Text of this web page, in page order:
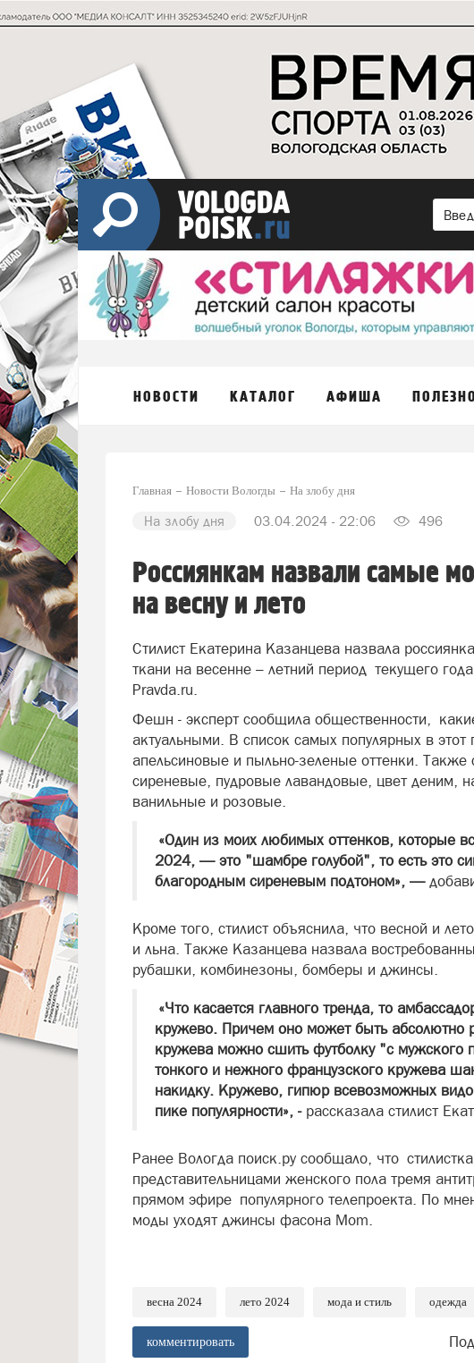
НОВОСТИ КАТАЛОГ АФИША ПОЛЕЗНО
Главная Новости Вологды На злобу дня
На злобу дня 03.04.2024 - 22:06 496
Россиянкам назвали самые
на весну и лето
Стилист Екатерина Казанцева назвала
ткани на весенне – летний период текущего
Pravda.ru.
Фешн - эксперт сообщила общественности,
актуальными. В список самых популярных в
апельсиновые и пыльно-зеленые оттенки. Также
сиреневые, пудровые лавандовые, цвет деним,
ванильные и розовые.
«Один из моих любимых оттенков, которые
2024, — это "шамбре голубой", то есть это
благородным сиреневым подтоном», —
Кроме того, стилист объяснила, что весной и
и льна. Также Казанцева назвала
рубашки, комбинезоны, бомберы и джинсы.
«Что касается главного тренда, то
кружево. Причем оно может быть абсолютно
кружева можно сшить футболку "с мужского
тонкого и нежного французского кружева
накидку. Кружево, гипюр всевозможных
пике популярности», -рассказала стилист
Ранее Вологда поиск.ру сообщало, что
представительницами женского пола тремя
прямом эфире популярного телепроекта. По
моды уходят джинсы фасона Mom.
весна 2024 лето 2024 мода и стиль одежда
комментировать